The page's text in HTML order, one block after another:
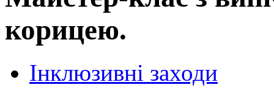
корицею.
Інклюзивні заходи